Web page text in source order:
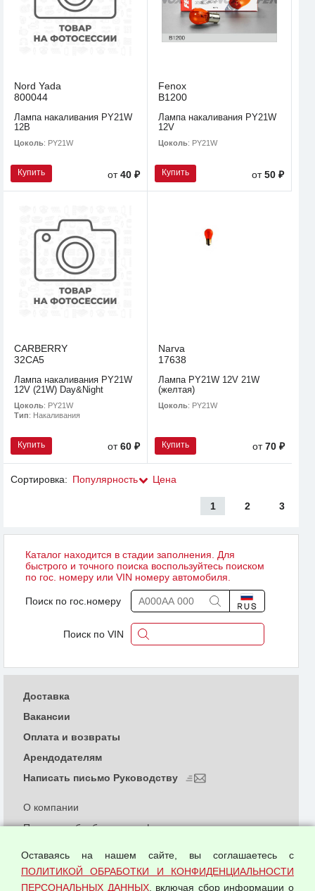
Nord Yada
800044
Лампа накаливания PY21W
12В
Цоколь: PY21W
Купить от40 ₽
Fenox
B1200
Лампа накаливания PY21W
12V
Цоколь: PY21W
Купить от50 ₽
CARBERRY
32CA5
Лампа накаливания PY21W
12V (21W) Day&Night
Цоколь: PY21W
Тип: Накаливания
Купить от60 ₽
Narva
17638
Лампа PY21W 12V 21W
(желтая)
Цоколь: PY21W
Купить от70 ₽
Сортировка: Популярность Цена
1 2 3
Каталог находится в стадии заполнения. Для
быстрого и точного поиска воспользуйтесь поиском
по гос. номеру или VIN номеру автомобиля.
Поиск по гос.номеру
Поиск по VIN
О компании
Политика обработки и конфиденциальности
Согласием на обработку персональных данных
Оферта оптовой купли-продажи
Доставка
Вакансии
Оплата и возвраты
Арендодателям
Написать письмо Руководству
Оставаясь на нашем сайте, вы соглашаетесь с
ПОЛИТИКОЙ ОБРАБОТКИ И КОНФИДЕНЦИАЛЬНОСТИ
ПЕРСОНАЛЬНЫХ ДАННЫХ, включая сбор информации о